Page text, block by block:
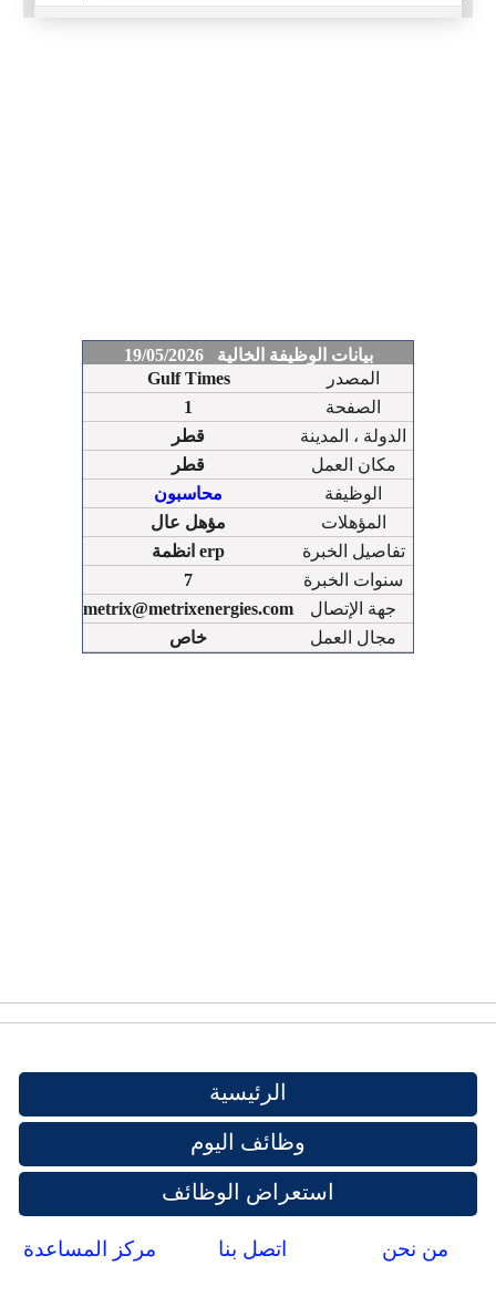
بيانات الوظيفة الخالية 19/05/2026
Gulf Times
المصدر
1
الصفحة
قطر
الدولة ، المدينة
قطر
مكان العمل
محاسبون
الوظيفة
مؤهل عال
المؤهلات
انظمة erp
تفاصيل الخبرة
7
سنوات الخبرة
metrix@metrixenergies.com
جهة الإتصال
خاص
مجال العمل
الرئيسية
وظائف اليوم
استعراض الوظائف
من نحن اتصل بنا مركز المساعدة